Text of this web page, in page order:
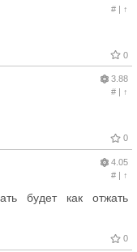
#| ↑
0
3.88
#| ↑
0
4.05
#| ↑
будет как отжать
0